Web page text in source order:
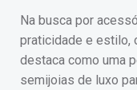
Na busca por
praticidade e estilo,
destaca como uma
semijoias de luxo